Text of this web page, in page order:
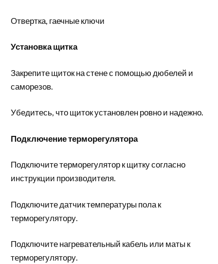
Отвертка, гаечные ключи
Установка щитка
Закрепите щиток на стене с помощью дюбелей и
саморезов.
Убедитесь, что щиток установлен ровно и надежно.
Подключение терморегулятора
Подключите терморегулятор к щитку согласно
инструкции производителя.
Подключите датчик температуры пола к
терморегулятору.
Подключите нагревательный кабель или маты к
терморегулятору.